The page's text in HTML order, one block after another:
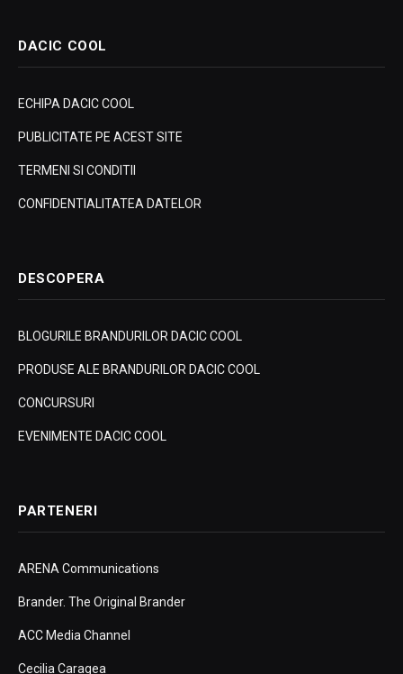
DACIC COOL
ECHIPA DACIC COOL
PUBLICITATE PE ACEST SITE
TERMENI SI CONDITII
CONFIDENTIALITATEA DATELOR
DESCOPERA
BLOGURILE BRANDURILOR DACIC COOL
PRODUSE ALE BRANDURILOR DACIC COOL
CONCURSURI
EVENIMENTE DACIC COOL
PARTENERI
ARENA Communications
Brander. The Original Brander
ACC Media Channel
Cecilia Caragea